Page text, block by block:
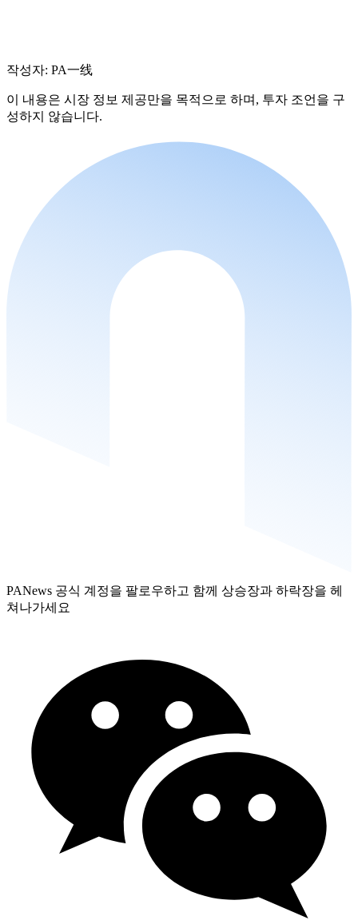
작성자: PA一线
이 내용은 시장 정보 제공만을 목적으로 하며, 투자 조언을 구
성하지 않습니다.
PANews 공식 계정을 팔로우하고 함께 상승장과 하락장을 헤
쳐나가세요